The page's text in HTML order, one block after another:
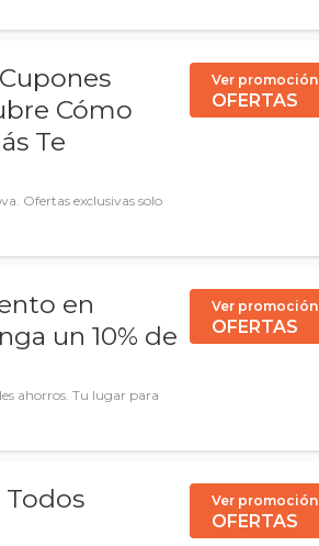
Cómo
Te
Ofertas exclusivas solo
Ver promoción
OFERTAS
en
un 10% de
ahorros. Tu lugar para
Ver promoción
OFERTAS
Todos
Ver promoción
OFERTAS